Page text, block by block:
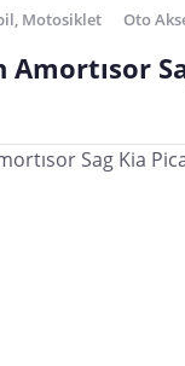
Motosiklet Oto
Amortısor